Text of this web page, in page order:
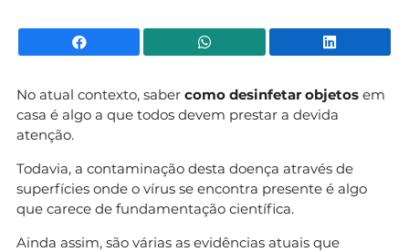
Facebook WhatsApp
No atual contexto, saber como desinfetar objetos em
casa é algo a que todos devem prestar a devida
atenção.
Todavia, a contaminação desta doença através de
superfícies onde o vírus se encontra presente é algo
que carece de fundamentação científica.
Ainda assim, são várias as evidências atuais que